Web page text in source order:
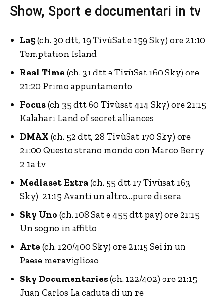
Show, Sport e documentari in tv
La5 (ch. 30 dtt, 19 TivùSat e 159 Sky) ore 21:10
Temptation Island
Real Time (ch. 31 dtt e TivùSat 160 Sky) ore
21:20 Primo appuntamento
Focus(ch 35 dtt 60 Tivùsat 414 Sky) ore 21:15
Kalahari Land of secret alliances
DMAX (ch. 52 dtt, 28 TivùSat 170 Sky) ore
21:00 Questo strano mondo con Marco Berry
2 1a tv
Mediaset Extra (ch. 55 dtt 17 Tivùsat 163
Sky) 21:15 Avanti un altro…pure di sera
Sky Uno (ch. 108 Sat e 455 dtt pay) ore 21:15
Un sogno in affitto
Arte (ch. 120/400 Sky) ore 21:15 Sei in un
Paese meraviglioso
Sky Documentaries(ch. 122/402) ore 21:15
Juan Carlos La caduta di un re